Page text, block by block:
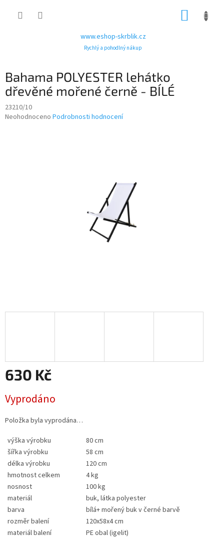
www.eshop-skrblik.cz
Rychlý a pohodlný nákup
Bahama POLYESTER lehátko
dřevěné mořené černě - BÍLÉ
23210/10
Průměrné
Neohodnoceno Podrobnosti hodnocení
630 Kč
cena:
Vyprodáno
Položka byla vyprodána…
výška výrobku
80 cm
šířka výrobku
58 cm
délka výrobku
120 cm
hmotnost celkem
4 kg
nosnost
100 kg
materiál
buk, látka polyester
barva
bílá+ mořený buk v černé barvě
rozměr balení
120x58x4 cm
materiál balení
PE obal (igelit)